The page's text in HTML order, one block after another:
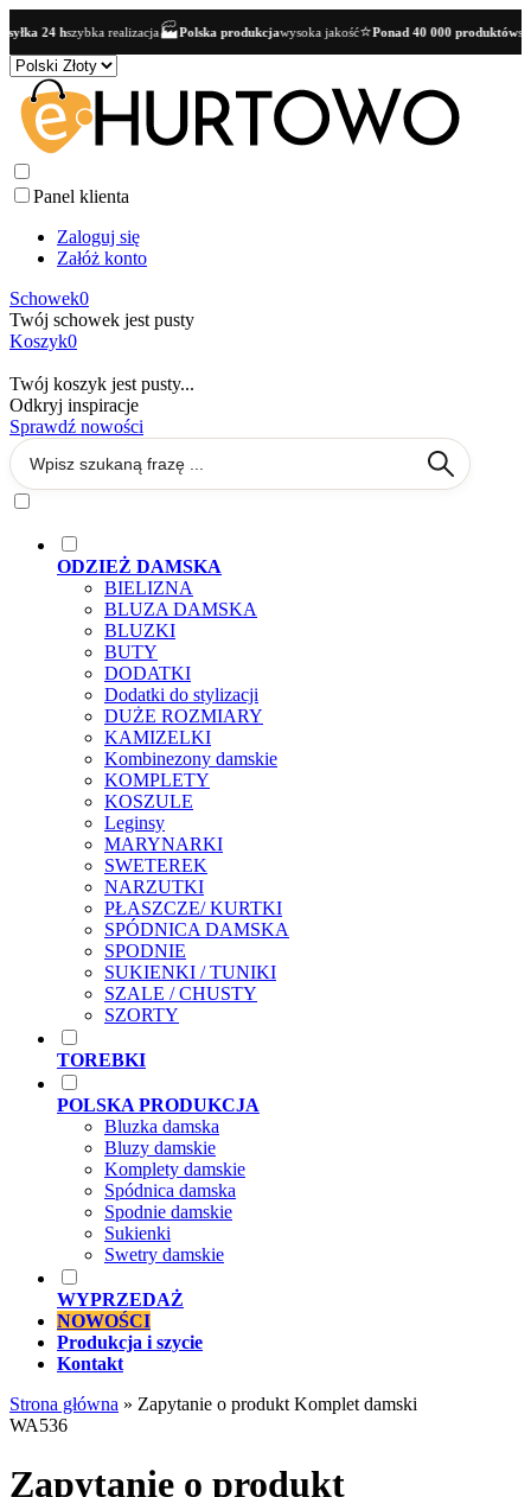
24 hszybka realizacja🏭Polska produkcjawysoka jakość⭐Ponad 40 000 produktów
Panel klienta
Zaloguj się
Załóż konto
Schowek0
Twój schowek jest pusty
Koszyk0
Twój koszyk jest pusty...
Odkryj inspiracje
Sprawdź nowości
ODZIEŻ DAMSKA
BIELIZNA
BLUZA DAMSKA
BLUZKI
BUTY
DODATKI
Dodatki do stylizacji
DUŻE ROZMIARY
KAMIZELKI
Kombinezony damskie
KOMPLETY
KOSZULE
Leginsy
MARYNARKI
SWETEREK
NARZUTKI
PŁASZCZE/ KURTKI
SPÓDNICA DAMSKA
SPODNIE
SUKIENKI / TUNIKI
SZALE / CHUSTY
SZORTY
TOREBKI
POLSKA PRODUKCJA
Bluzka damska
Bluzy damskie
Komplety damskie
Spódnica damska
Spodnie damskie
Sukienki
Swetry damskie
WYPRZEDAŻ
NOWOŚCI
Produkcja i szycie
Kontakt
Strona główna » Zapytanie o produkt Komplet damski
WA536
Zapytanie o produkt